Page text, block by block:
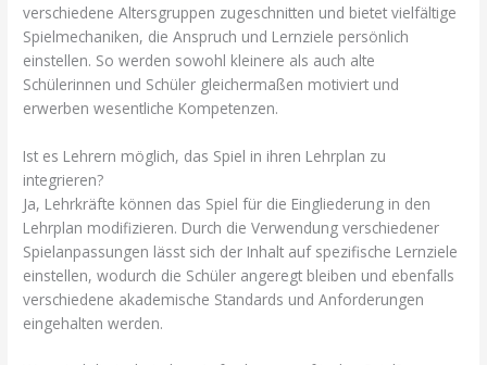
verschiedene Altersgruppen zugeschnitten und bietet vielfältige
Spielmechaniken, die Anspruch und Lernziele persönlich
einstellen. So werden sowohl kleinere als auch alte
Schülerinnen und Schüler gleichermaßen motiviert und
erwerben wesentliche Kompetenzen.
Ist es Lehrern möglich, das Spiel in ihren Lehrplan zu
integrieren?
Ja, Lehrkräfte können das Spiel für die Eingliederung in den
Lehrplan modifizieren. Durch die Verwendung verschiedener
Spielanpassungen lässt sich der Inhalt auf spezifische Lernziele
einstellen, wodurch die Schüler angeregt bleiben und ebenfalls
verschiedene akademische Standards und Anforderungen
eingehalten werden.